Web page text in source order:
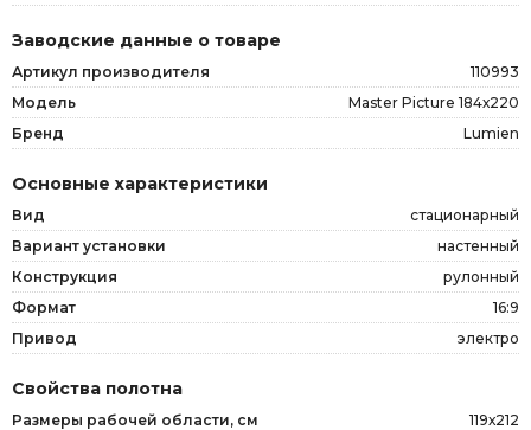
Заводские данные о товаре
Артикул производителя
110993
Модель
Master Picture 184х220
Бренд
Lumien
Основные характеристики
Вид
стационарный
Вариант установки
настенный
Конструкция
рулонный
Формат
16:9
Привод
электро
Свойства полотна
Размеры рабочей области, см
119х212